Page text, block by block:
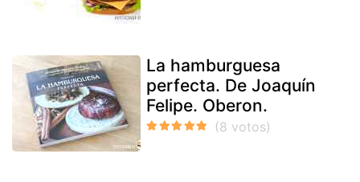
La hamburguesa
perfecta. De Joaquín
Felipe. Oberon.